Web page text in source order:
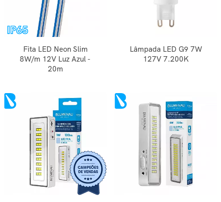
Fita LED Neon Slim
8W/m 12V Luz Azul -
20m
Lâmpada LED G9 7W
127V 7.200K